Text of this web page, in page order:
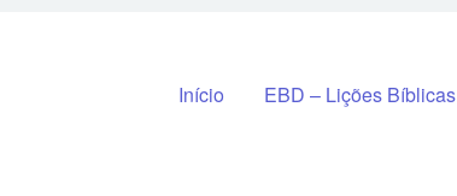
Pular para o conteúdo
Início EBD – Lições Bíblicas